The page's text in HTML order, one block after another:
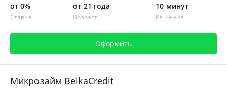
от 0%
Ставка
от 21 года
Возраст
10 минут
Решение
Оформить
Микрозайм BelkaCredit